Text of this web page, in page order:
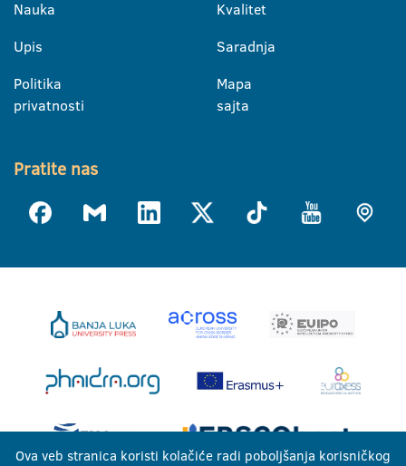
Nauka
Upis
Politika
privatnosti
Kvalitet
Saradnja
Mapa
sajta
Pratite nas
Ova veb stranica koristi kolačiće radi poboljšanja korisničkog